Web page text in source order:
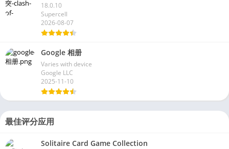
18.0.10
Supercell
2026-08-07
Google 相册
Varies with device
Google LLC
2025-11-10
最佳评分应用
Solitaire Card Game Collection